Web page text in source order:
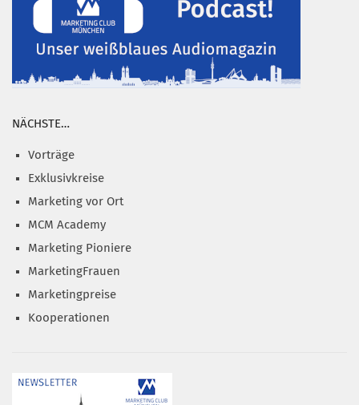
NÄCHSTE…
Vorträge
Exklusivkreise
Marketing vor Ort
MCM Academy
Marketing Pioniere
MarketingFrauen
Marketingpreise
Kooperationen